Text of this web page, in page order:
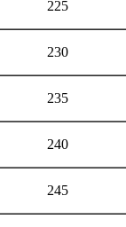
225
230
235
240
245